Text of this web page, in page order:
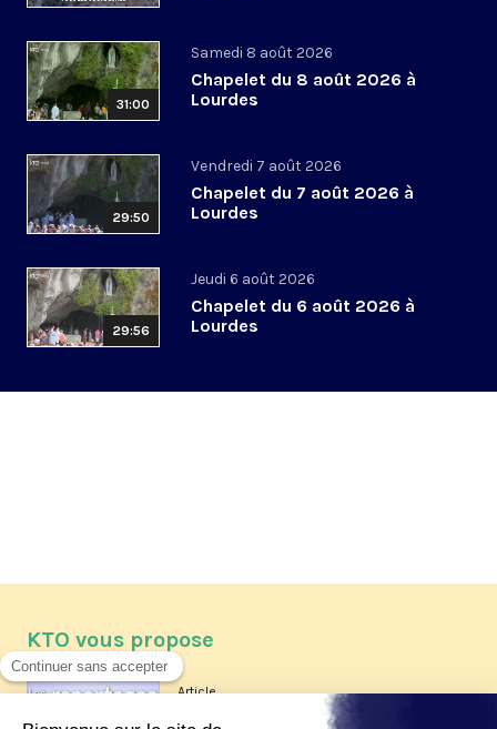
31:00
Samedi 8 août 2026
Chapelet du 8 août 2026 à
Lourdes
29:50
Vendredi 7 août 2026
Chapelet du 7 août 2026 à
Lourdes
29:56
Jeudi 6 août 2026
Chapelet du 6 août 2026 à
Lourdes
KTO vous propose
Article
Les reportages d'été 2026 de KTO